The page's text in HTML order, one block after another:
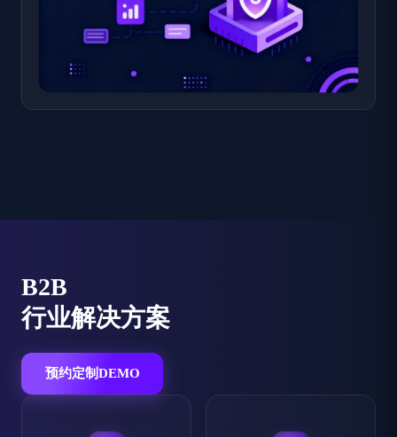
B2B
行业解决方案
预约定制DEMO